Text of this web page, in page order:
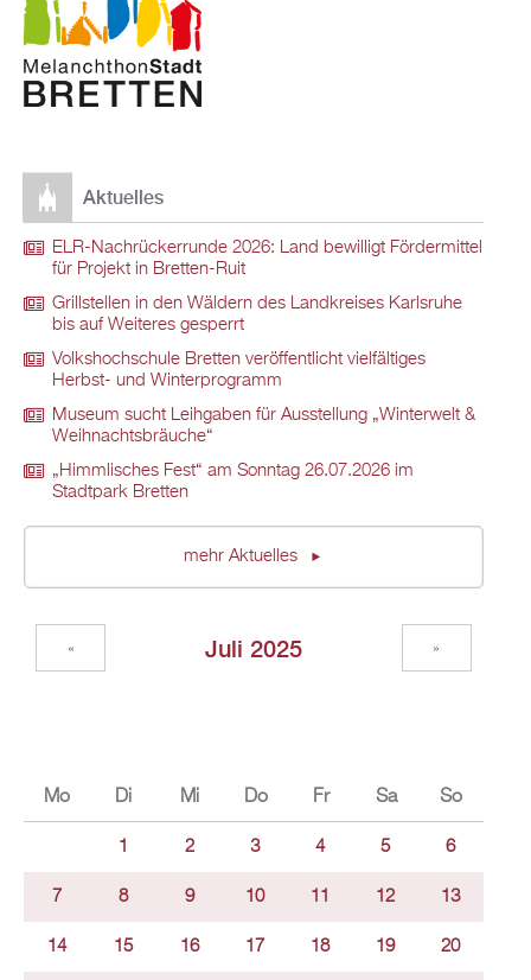
Aktuelles
ELR-Nachrückerrunde 2026: Land bewilligt Fördermittel
für Projekt in Bretten-Ruit
Grillstellen in den Wäldern des Landkreises Karlsruhe
bis auf Weiteres gesperrt
Volkshochschule Bretten veröffentlicht vielfältiges
Herbst- und Winterprogramm
Museum sucht Leihgaben für Ausstellung „Winterwelt &
Weihnachtsbräuche“
„Himmlisches Fest“ am Sonntag 26.07.2026 im
Stadtpark Bretten
mehr Aktuelles
Juli 2025
« »
Mo Di Mi Do Fr Sa So
1 2 3 4 5 6
7 8 9 10 11 12 13
14 15 16 17 18 19 20